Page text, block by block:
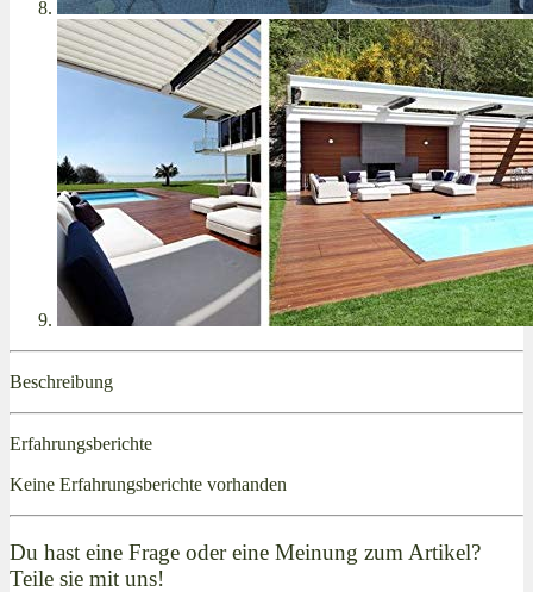
Beschreibung
Erfahrungsberichte
Keine Erfahrungsberichte vorhanden
Du hast eine Frage oder eine Meinung zum Artikel?
Teile sie mit uns!